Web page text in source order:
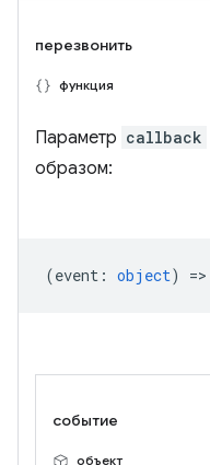
перезвонить
функция
Параметр callback
образом:
(event : object) =>
событие
объект